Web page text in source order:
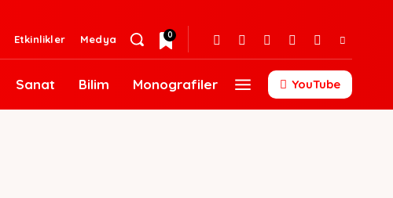
Etkinlikler Medya 0
Sanat Bilim Monografiler YouTube